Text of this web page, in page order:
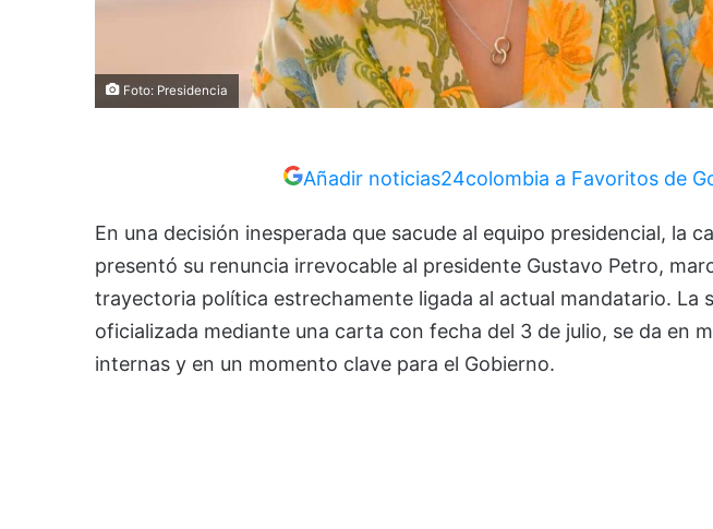
Foto: Presidencia
Añadir noticias24colombia a Favoritos de
En una decisión inesperada que sacude al equipo presidencial, la
presentó su renuncia irrevocable al presidente Gustavo Petro,
trayectoria política estrechamente ligada al actual mandatario. La
oficializada mediante una carta con fecha del 3 de julio, se da en
internas y en un momento clave para el Gobierno.